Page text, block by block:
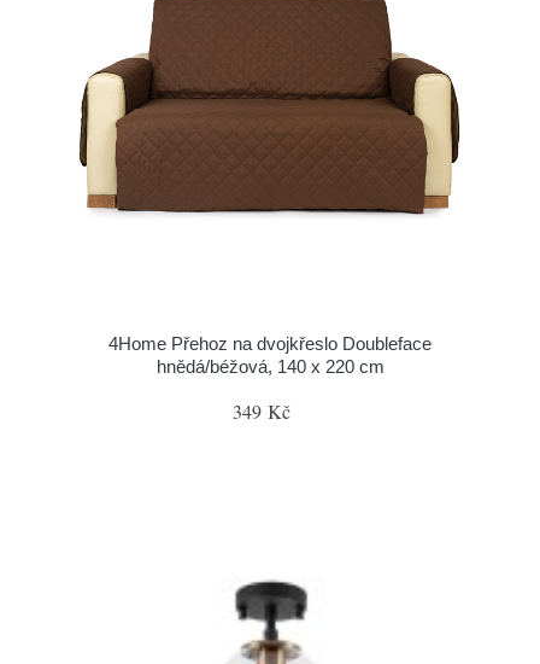
4Home Přehoz na dvojkřeslo Doubleface
hnědá/béžová, 140 x 220 cm
349 Kč